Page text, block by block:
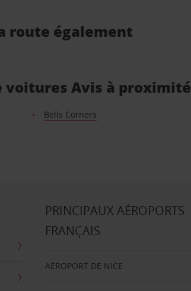
route également
voitures Avis à proximité
Bells Corners
PRINCIPAUX AÉROPORTS
FRANÇAIS
AÉROPORT DE NICE